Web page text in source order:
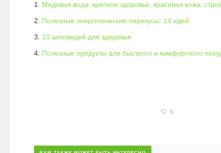
Медовая вода: крепкое здоровье, красивая кожа,
Полезные энергетические перекусы: 14 идей
10 заповедей для здоровья
Полезные продукты для быстрого и комфортного
6